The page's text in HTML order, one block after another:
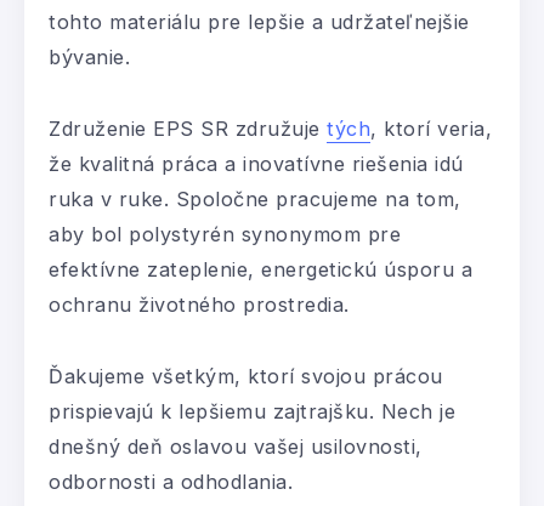
tohto materiálu pre lepšie a udržateľnejšie
bývanie.
Združenie EPS SR združuje tých, ktorí veria,
že kvalitná práca a inovatívne riešenia idú
ruka v ruke. Spoločne pracujeme na tom,
aby bol polystyrén synonymom pre
efektívne zateplenie, energetickú úsporu a
ochranu životného prostredia.​
Ďakujeme všetkým, ktorí svojou prácou
prispievajú k lepšiemu zajtrajšku. Nech je
dnešný deň oslavou vašej usilovnosti,
odbornosti a odhodlania.